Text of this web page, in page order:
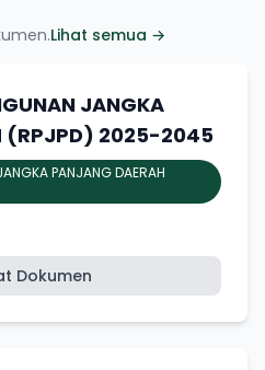
Lihat semua →
JANGKA
(RPJPD) 2025-2045
PANJANG DAERAH
Dokumen